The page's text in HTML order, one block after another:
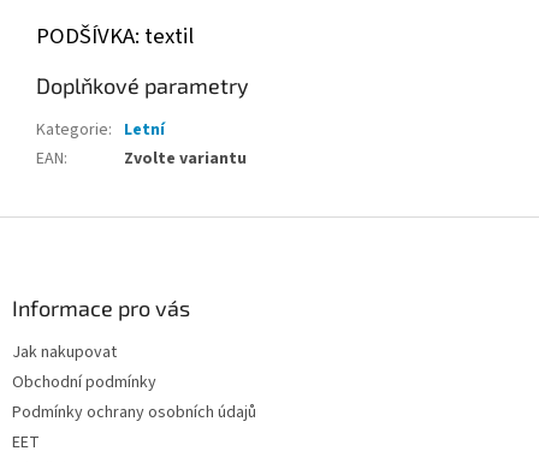
PODŠÍVKA: textil
Doplňkové parametry
Kategorie: Letní
EAN: Zvolte variantu
Informace pro vás
Jak nakupovat
Obchodní podmínky
Podmínky ochrany osobních údajů
EET